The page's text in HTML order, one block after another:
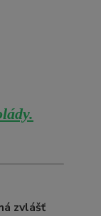
zvlášť